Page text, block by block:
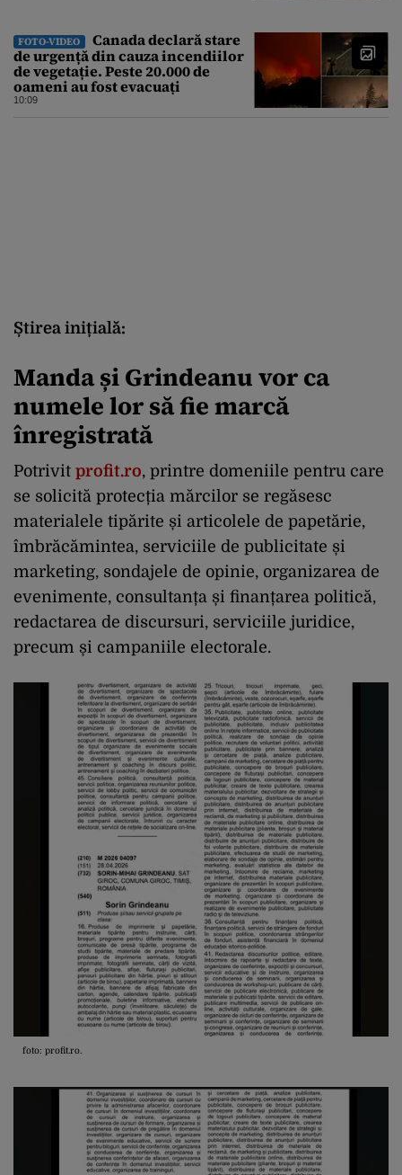
FOTO-VIDEO
Canada declară stare
de urgență din cauza incendiilor
de vegetație. Peste 20.000 de
oameni au fost evacuați
10:09
Știrea inițială:
Manda și Grindeanu vor ca
numele lor să fie marcă
înregistrată
Potrivit profit.ro, printre domeniile pentru care
se solicită protecția mărcilor se regăsesc
materialele tipărite și articolele de papetărie,
îmbrăcămintea, serviciile de publicitate și
marketing, sondajele de opinie, organizarea de
evenimente, consultanța și finanțarea politică,
redactarea de discursuri, serviciile juridice,
precum și campaniile electorale.
foto: profit.ro.